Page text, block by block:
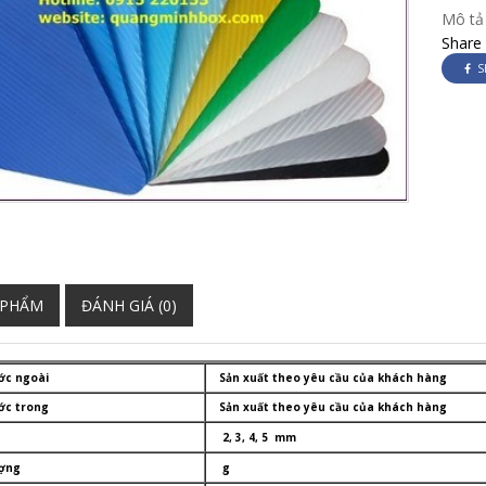
Mô
ĐÁNH GIÁ (0)
ngoài
Sản xuất theo yêu cầu của khách hàng
trong
Sản xuất theo yêu cầu của khách hàng
2, 3, 4, 5 mm
g